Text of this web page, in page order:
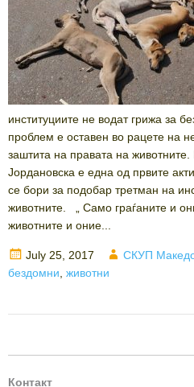
институциите не водат грижа за
проблем е оставен во рацете на
заштита на правата на
Јордановска е една од првите
се бори за подобар третман на
животните. „ Само граѓаните и
животните и оние...
Posted
on
July 25, 2017 Author
СКУП
бездомни животни
Контакт